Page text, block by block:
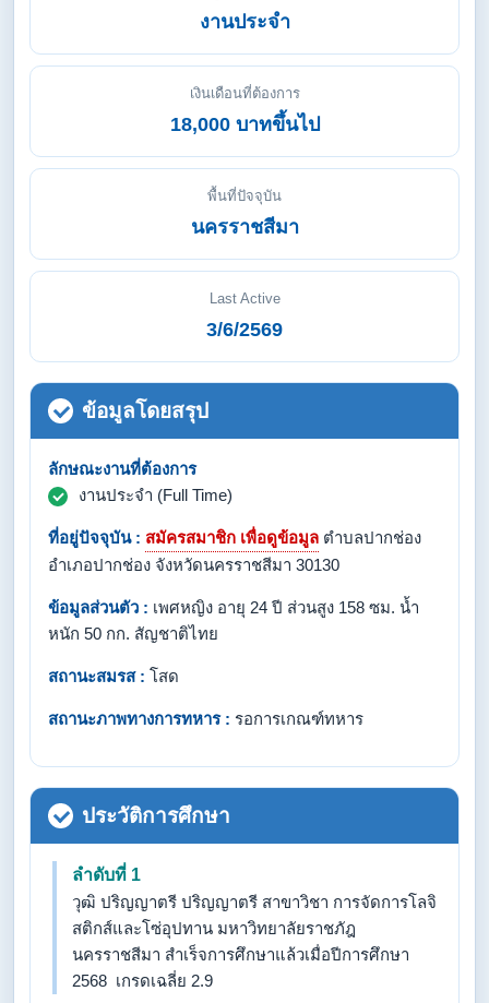
งานประจำ
เงินเดือนที่ต้องการ
18,000 บาทขึ้นไป
พื้นที่ปัจจุบัน
นครราชสีมา
Last Active
3/6/2569
ข้อมูลโดยสรุป
ลักษณะงานที่ต้องการ
งานประจำ (Full Time)
ที่อยู่ปัจจุบัน : สมัครสมาชิก เพื่อดูข้อมูล ตำบลปากช่อง
อำเภอปากช่อง จังหวัดนครราชสีมา 30130
ข้อมูลส่วนตัว : เพศหญิง อายุ 24 ปี ส่วนสูง 158 ซม. น้ำ
หนัก 50 กก. สัญชาติไทย
สถานะสมรส : โสด
สถานะภาพทางการทหาร : รอการเกณฑ์ทหาร
ประวัติการศึกษา
ลำดับที่ 1
วุฒิ ปริญญาตรี ปริญญาตรี สาขาวิชา การจัดการโลจิ
สติกส์และโซ่อุปทาน มหาวิทยาลัยราชภัฎ
นครราชสีมา สำเร็จการศึกษาแล้วเมื่อปีการศึกษา
2568 เกรดเฉลี่ย 2.9